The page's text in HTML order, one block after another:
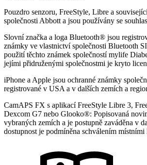
Pouzdro senzoru, FreeStyle, Libre a
společnosti Abbott a jsou používány se
Slovní značka a loga Bluetooth® jsou
známky ve vlastnictví společnosti Bluetooth
použití těchto známek společností mylife
jejími přidruženými společnostmi je kryto
iPhone a Apple jsou ochranné známky
registrované v USA a v dalších zemích a
CamAPS FX s aplikací FreeStyle Libre 3,
Dexcom G7 nebo Glooko®: Popisovaná
vybraných zemích a je postupně zaváděna v
dostupnost je podmíněna schválením